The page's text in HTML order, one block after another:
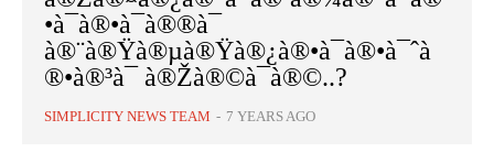
•à¯à®•à¯à®®à¯
à®¨à®Ÿà®µà®Ÿà®¿à®•à¯à®•à¯ˆà
®•à®³à¯ à®Žà®©à¯à®©..?
SIMPLICITY NEWS TEAM - 7 YEARS AGO